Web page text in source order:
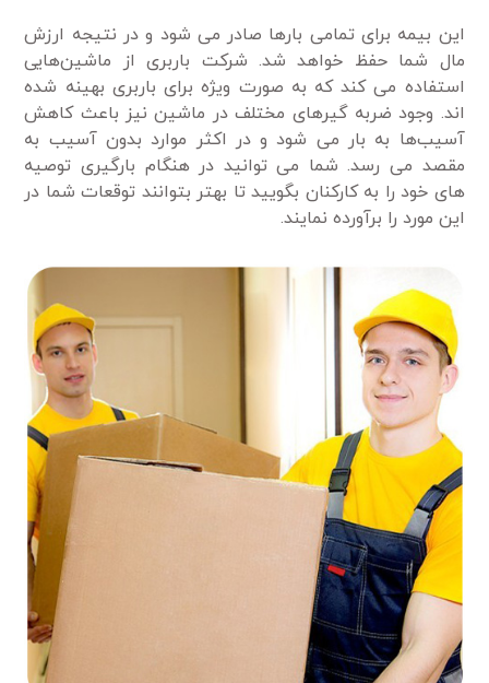
این بیمه برای تمامی بارها صادر می شود و در نتیجه ارزش
مال شما حفظ خواهد شد. شرکت باربری از ماشین‌هایی
استفاده می کند که به صورت ویژه برای باربری بهینه شده
اند. وجود ضربه گیرهای مختلف در ماشین نیز باعث کاهش
آسیب‌ها به بار می شود و در اکثر موارد بدون آسیب به
مقصد می رسد. شما می توانید در هنگام بارگیری توصیه
های خود را به کارکنان بگویید تا بهتر بتوانند توقعات شما در
این مورد را برآورده نمایند.